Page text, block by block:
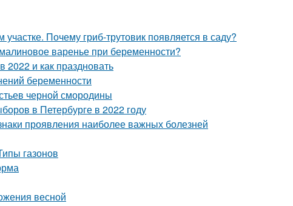
Почему гриб-трутовик появляется в саду?
варенье при беременности?
и как праздновать
беременности
черной смородины
в Петербурге в 2022 году
проявления наиболее важных болезней
газонов
весной